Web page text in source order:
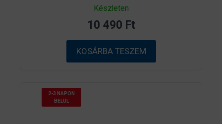
0
a
5
b
ő
l
Készleten
10 490 Ft
KOSÁRBA TESZEM
2-3 NAPON
BELÜL